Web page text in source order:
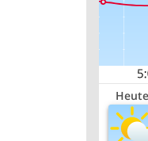
Heute